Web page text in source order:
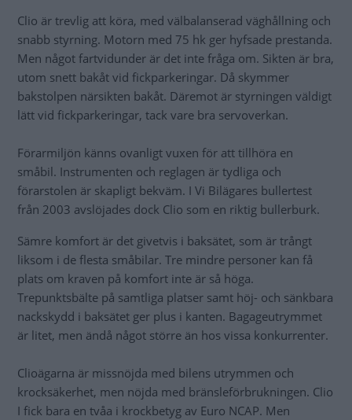
Clio är trevlig att köra, med välbalanserad väghållning och
snabb styrning. Motorn med 75 hk ger hyfsade prestanda.
Men något fartvidunder är det inte fråga om. Sikten är bra,
utom snett bakåt vid fickparkeringar. Då skymmer
bakstolpen närsikten bakåt. Däremot är styrningen väldigt
lätt vid fickparkeringar, tack vare bra servoverkan.
Förarmiljön känns ovanligt vuxen för att tillhöra en
småbil. Instrumenten och reglagen är tydliga och
förarstolen är skapligt bekväm. I Vi Bilägares bullertest
från 2003 avslöjades dock Clio som en riktig bullerburk.
Sämre komfort är det givetvis i baksätet, som är trångt
liksom i de flesta småbilar. Tre mindre personer kan få
plats om kraven på komfort inte är så höga.
Trepunktsbälte på samtliga platser samt höj- och sänkbara
nackskydd i baksätet ger plus i kanten. Bagageutrymmet
är litet, men ändå något större än hos vissa konkurrenter.
Clioägarna är missnöjda med bilens utrymmen och
krocksäkerhet, men nöjda med bränsleförbrukningen. Clio
I fick bara en tvåa i krockbetyg av Euro NCAP. Men